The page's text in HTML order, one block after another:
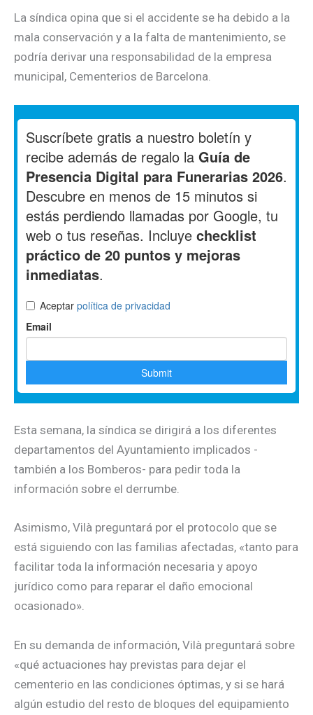
La síndica opina que si el accidente se ha debido a la
mala conservación y a la falta de mantenimiento, se
podría derivar una responsabilidad de la empresa
municipal, Cementerios de Barcelona.
Esta semana, la síndica se dirigirá a los diferentes
departamentos del Ayuntamiento implicados -
también a los Bomberos- para pedir toda la
información sobre el derrumbe.
Asimismo, Vilà preguntará por el protocolo que se
está siguiendo con las familias afectadas, «tanto para
facilitar toda la información necesaria y apoyo
jurídico como para reparar el daño emocional
ocasionado».
En su demanda de información, Vilà preguntará sobre
«qué actuaciones hay previstas para dejar el
cementerio en las condiciones óptimas, y si se hará
algún estudio del resto de bloques del equipamiento